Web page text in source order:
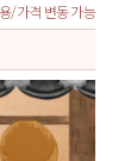
/가격 변동 가능